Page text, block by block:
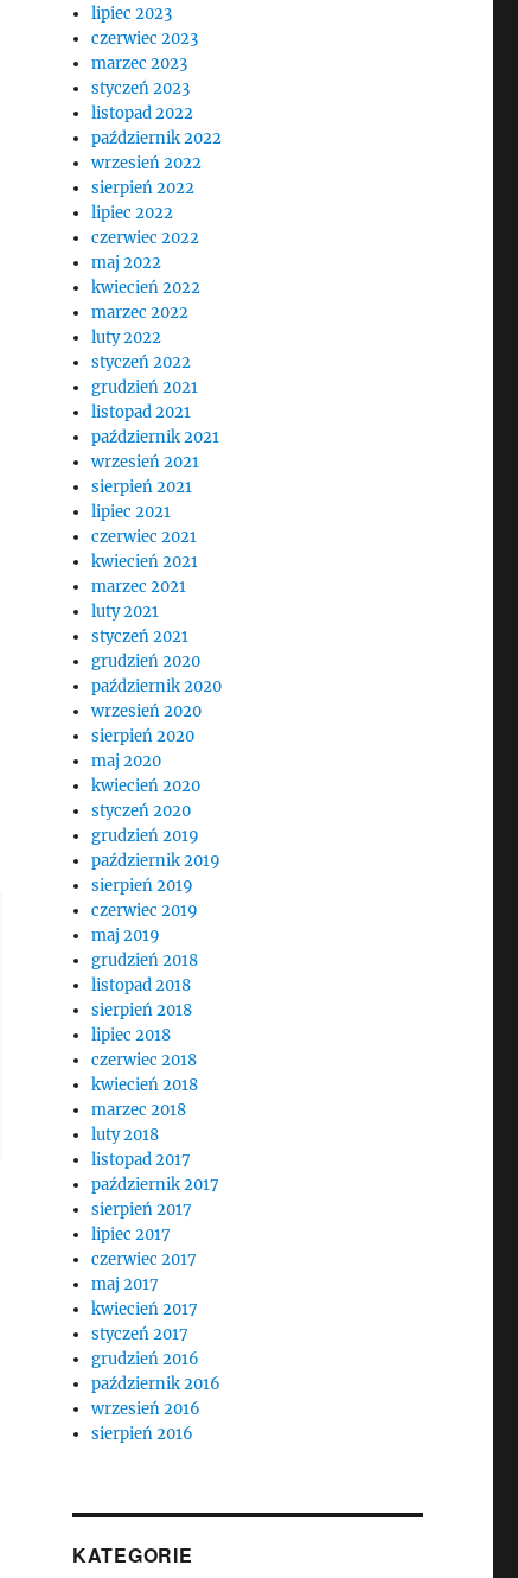
lipiec 2023
czerwiec 2023
marzec 2023
styczeń 2023
listopad 2022
październik 2022
wrzesień 2022
sierpień 2022
lipiec 2022
czerwiec 2022
maj 2022
kwiecień 2022
marzec 2022
luty 2022
styczeń 2022
grudzień 2021
listopad 2021
październik 2021
wrzesień 2021
sierpień 2021
lipiec 2021
czerwiec 2021
kwiecień 2021
marzec 2021
luty 2021
styczeń 2021
grudzień 2020
październik 2020
wrzesień 2020
sierpień 2020
maj 2020
kwiecień 2020
styczeń 2020
grudzień 2019
październik 2019
sierpień 2019
czerwiec 2019
maj 2019
grudzień 2018
listopad 2018
sierpień 2018
lipiec 2018
czerwiec 2018
kwiecień 2018
marzec 2018
luty 2018
listopad 2017
październik 2017
sierpień 2017
lipiec 2017
czerwiec 2017
maj 2017
kwiecień 2017
styczeń 2017
grudzień 2016
październik 2016
wrzesień 2016
sierpień 2016
KATEGORIE